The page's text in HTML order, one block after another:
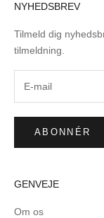
NYHEDSBREV
Tilmeld dig
tilmeldning.
ABONNÉR
GENVEJE
Om os